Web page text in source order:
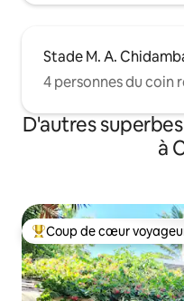
Stade M. A.
4 personnes du coin
D'autres
à
Coup de cœur voyageurs
Coup de cœur